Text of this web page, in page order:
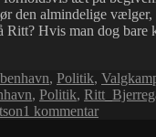
den almindelige vælger,
Ritt? Hvis man dog bare
, Politik,
, Politik,
1 kommentartil